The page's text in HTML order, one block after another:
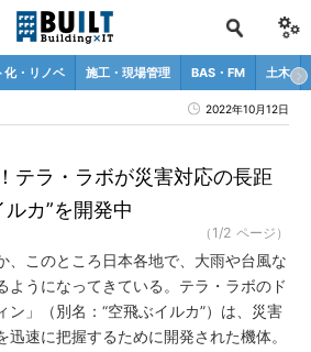
化・リノベ 施工・現場管理 BAS・FM 土木
2022年10月12日
テラ・ラボが災害対応の長距
カ”を開発中
（1/2 ページ）
、このところ日本各地で、大雨や台風な
ようになってきている。テラ・ラボのド
ン」（別名：“空飛ぶイルカ”）は、災害
速に把握するために開発された機体。